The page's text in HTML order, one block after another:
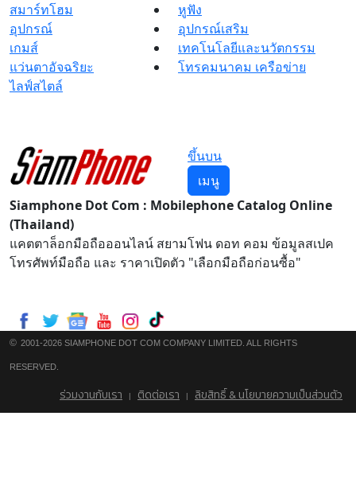
สมาร์ทโฮม
หูฟัง
อุปกรณ์
อุปกรณ์เสริม
เกมส์
เทคโนโลยีและนวัตกรรม
แว่นตาอัจฉริยะ
โทรคมนาคม เครือข่าย
ไลฟ์สไตล์
ขึ้นบน
เมนู
Siamphone Dot Com : Mobilephone Catalog Online
(Thailand)
แคตตาล็อกมือถือออนไลน์ สยามโฟน ดอท คอม ข้อมูลสเปค
โทรศัพท์มือถือ และ ราคาเปิดตัว "เลือกมือถือก่อนซื้อ"
© 2001-2026 SIAMPHONE DOT COM COMPANY LIMITED. ALL RIGHTS
RESERVED.
ร่วมงานกับเรา | ติดต่อเรา | ลิขสิทธิ์ & นโยบายความเป็นส่วนตัว